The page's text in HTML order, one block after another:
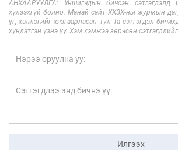
АНХААРУУЛГА: Уншигчдын бичсэн сэтгэгдэлд
хүлээхгүй болно. Манай сайт ХХЗХ-ны журмын
үг, хэллэгийг хязгаарласан тул Та сэтгэгдэл
хүндэтгэн үзнэ үү. Хэм хэмжээ зөрчсөн
Илгээх